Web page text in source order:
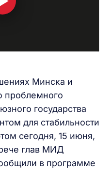
Минска и
проблемного
государства
для стабильности
сегодня, 15 июня,
глав МИД
в программе